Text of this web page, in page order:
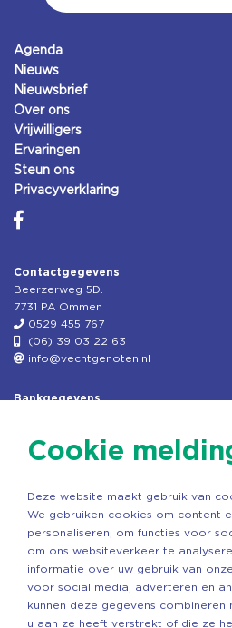
Agenda
Nieuws
Nieuwsbrief
Over ons
Vrijwilligers
Ervaringen
Steun ons
Privacyverklaring
Contactgegevens
Beerzerweg 5D.
7731 PA Ommen
0529 455 767
(06) 39 03 22 63
info@vechtgenoten.nl
Bankgegevens
Rek.nr: NL85RABO0127579230
Copyright ©2026 Vechtgenoten
Cookie
Deze website maakt gebruik van
We gebruiken cookies om content
personaliseren, om functies voor
om ons websiteverkeer te
informatie over uw gebruik van
voor social media, adverteren en
kunnen deze gegevens
u aan ze heeft verstrekt of die ze